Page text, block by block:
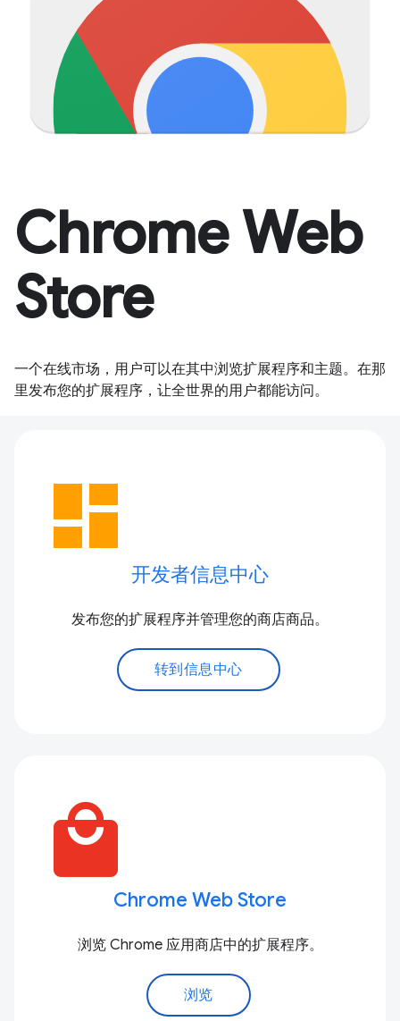
Chrome Web
Store
一个在线市场，用户可以在其中浏览扩展程序和主题。在那
里发布您的扩展程序，让全世界的用户都能访问。
dashboard
开发者信息中心
发布您的扩展程序并管理您的商店商品。
转到信息中心
local_mall
Chrome Web Store
浏览 Chrome 应用商店中的扩展程序。
浏览